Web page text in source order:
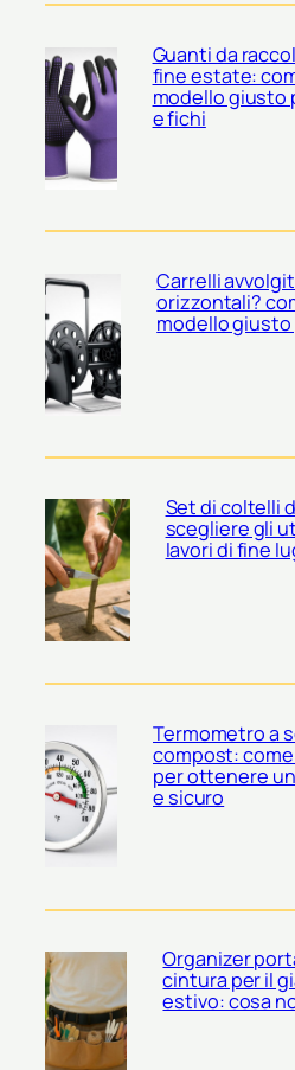
Guanti da
fine estate:
modello giusto
e fichi
Carrelli
orizzontali?
modello
Set di coltelli
scegliere gli
lavori di fine
Termometro a
compost:
per ottenere
e sicuro
Organizer
cintura per il
estivo: cosa